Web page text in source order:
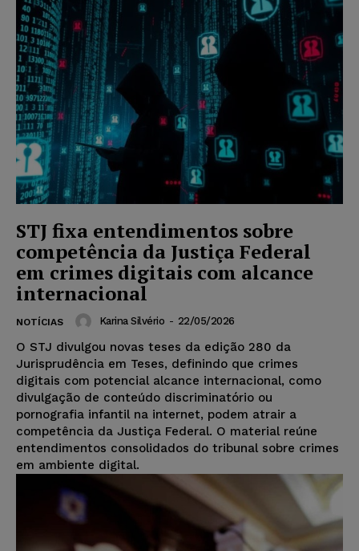
STJ fixa entendimentos sobre
competência da Justiça Federal
em crimes digitais com alcance
internacional
NOTÍCIAS Karina Silvério - 22/05/2026
O STJ divulgou novas teses da edição 280 da
Jurisprudência em Teses, definindo que crimes
digitais com potencial alcance internacional, como
divulgação de conteúdo discriminatório ou
pornografia infantil na internet, podem atrair a
competência da Justiça Federal. O material reúne
entendimentos consolidados do tribunal sobre crimes
em ambiente digital.